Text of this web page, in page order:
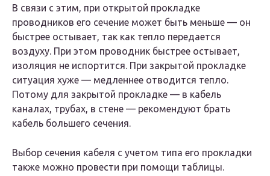
В связи с этим, при открытой прокладке
проводников его сечение может быть меньше — он
быстрее остывает, так как тепло передается
воздуху. При этом проводник быстрее остывает,
изоляция не испортится. При закрытой прокладке
ситуация хуже — медленнее отводится тепло.
Потому для закрытой прокладке — в кабель
каналах, трубах, в стене — рекомендуют брать
кабель большего сечения.
Выбор сечения кабеля с учетом типа его прокладки
также можно провести при помощи таблицы.